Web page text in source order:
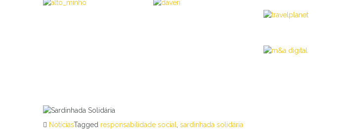
NotíciasTagged responsabilidade social sardinhada solidária